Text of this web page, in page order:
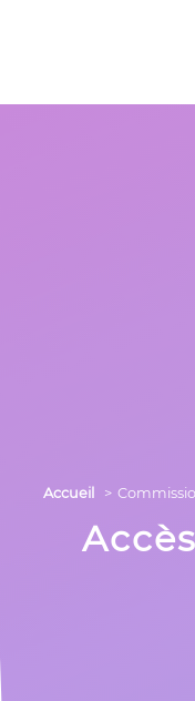
Accueil